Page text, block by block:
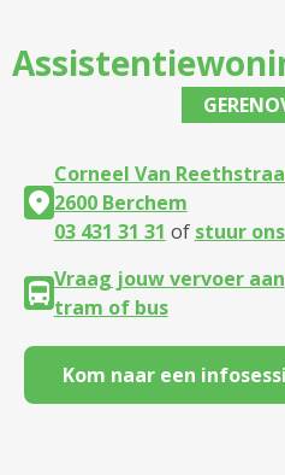
Corneel Van
2600 Berchem
03 431 31 31 of stuur
Vraag jouw vervoer aan
tram of bus
Kom naar een